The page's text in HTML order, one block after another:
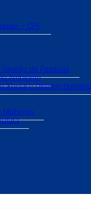
– CPL
de Pessoas
Ambiente
Social e Direitos
Mulheres